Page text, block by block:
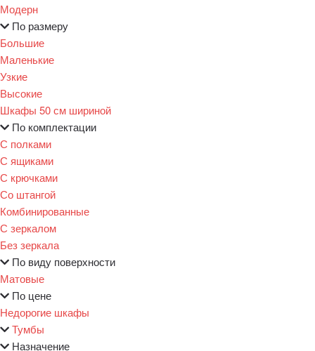
Модерн
По размеру
Большие
Маленькие
Узкие
Высокие
Шкафы 50 см шириной
По комплектации
С полками
С ящиками
С крючками
Со штангой
Комбинированные
С зеркалом
Без зеркала
По виду поверхности
Матовые
По цене
Недорогие шкафы
Тумбы
Назначение